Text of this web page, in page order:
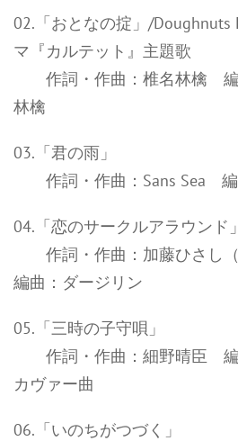
02.「おとなの掟」/Doughnuts
マ『カルテット』主題歌
作詞・作曲：椎名林檎 編
林檎
03.「君の雨」
作詞・作曲：Sans Sea 編
04.「恋のサークルアラウンド」
作詞・作曲：加藤ひさし（
編曲：ダージリン
05.「三時の子守唄」
作詞・作曲：細野晴臣
カヴァー曲
06.「いのちがつづく」